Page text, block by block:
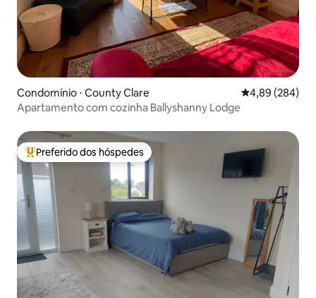
Condomínio ⋅ County Clare 4,89 de uma
4,89 (284)
Apartamento com cozinha Ballyshanny Lodge
Entre os melhores preferidos dos hóspedes
Preferido dos hóspedes